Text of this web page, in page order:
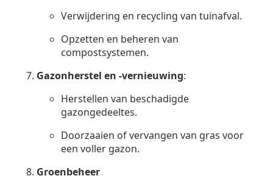
Verwijdering en recycling van tuinafval.
Opzetten en beheren van
compostsystemen.
Gazonherstel en -vernieuwing:
Herstellen van beschadigde
gazongedeeltes.
Doorzaaien of vervangen van gras voor
een voller gazon.
Groenbeheer